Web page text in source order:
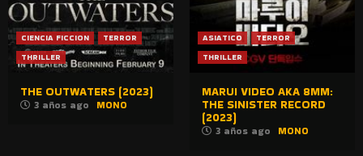
CIENCIA FICCION
TERROR
THRILLER
THE OUTWATERS (2023)
3 años ago MONO
ASIATICO
TERROR
THRILLER
MARUI VIDEO AKA 8MM:
THE SINISTER RECORD
(2023)
3 años ago MONO